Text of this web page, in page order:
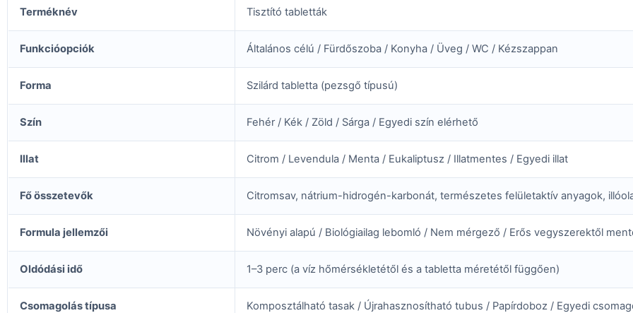
Terméknév Tisztító tabletták
Funkcióopciók Általános célú / Fürdőszoba / Konyha / Üveg / WC / Kézszappan
Forma Szilárd tabletta (pezsgő típusú)
Szín Fehér / Kék / Zöld / Sárga / Egyedi szín elérhető
Illat Citrom / Levendula / Menta / Eukaliptusz / Illatmentes / Egyedi illat
Fő összetevők Citromsav, nátrium-hidrogén-karbonát, természetes felületaktív anyagok,
Formula jellemzői Növényi alapú / Biológiailag lebomló / Nem mérgező / Erős vegyszerektől
Oldódási idő 1–3 perc (a víz hőmérsékletétől és a tabletta méretétől függően)
Csomagolás típusa Komposztálható tasak / Újrahasznosítható tubus / Papírdoboz / Egyedi